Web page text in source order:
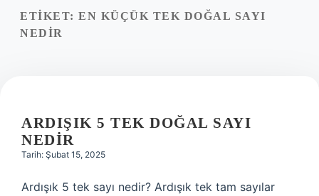
Yasal Uyarı
ETIKET: EN KÜÇÜK TEK DOĞAL SAYI
NEDIR
ARDIŞIK 5 TEK DOĞAL SAYI
NEDIR
Tarih: Şubat 15, 2025
Ardışık 5 tek sayı nedir? Ardışık tek tam sayılar